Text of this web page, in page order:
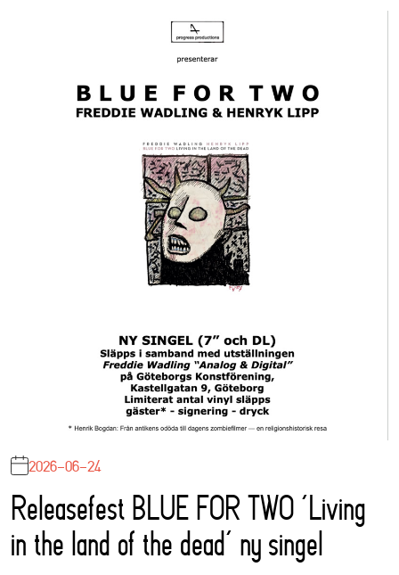
2026-06-24
Releasefest BLUE FOR TWO ‘Living
in the land of the dead’ ny singel